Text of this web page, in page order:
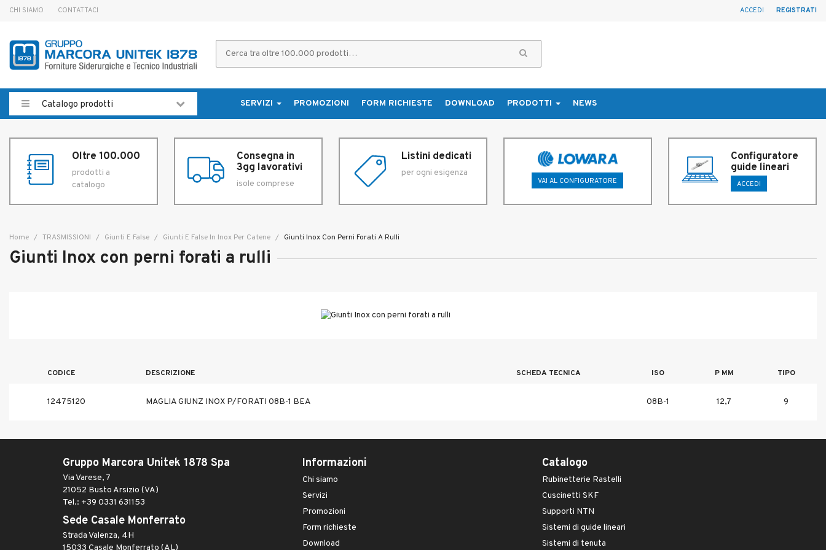
CHI SIAMO CONTATTACI REGISTRATI
ACCEDI
Catalogo prodotti SERVIZI PROMOZIONI FORM RICHIESTE DOWNLOAD PRODOTTI NEWS
Oltre 100.000
prodotti a
catalogo
Consegna in
3gg lavorativi
isole comprese
Listini dedicati
per ogni esigenza
VAI AL CONFIGURATORE
Configuratore
guide lineari
ACCEDI
Home TRASMISSIONI Giunti E False Giunti E False In Inox Per Catene Giunti Inox Con Perni Forati A Rulli
Giunti Inox con perni forati a rulli
CODICE DESCRIZIONE SCHEDA TECNICA ISO P MM TIPO
12475120 MAGLIA GIUNZ INOX P/FORATI 08B-1 BEA 08B-1 12,7 9
Gruppo Marcora Unitek 1878 Spa
Via Varese, 7
21052 Busto Arsizio (VA)
Tel.: +39 0331 631153
Sede Casale Monferrato
Strada Valenza, 4H
Informazioni
Chi siamo
Servizi
Promozioni
Form richieste
Download
Catalogo
Rubinetterie Rastelli
Cuscinetti SKF
Supporti NTN
Sistemi di guide lineari
Sistemi di tenuta